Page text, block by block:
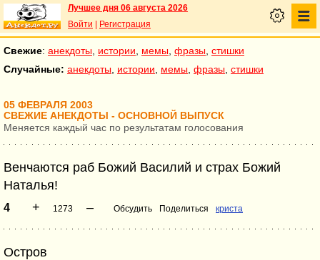
Лучшее дня 06 августа 2026
Войти
Регистрация
Свежие: анекдоты истории мемы фразы стишки
Случайные: анекдоты истории мемы фразы стишки
05 ФЕВРАЛЯ 2003
СВЕЖИЕ АНЕКДОТЫ - ОСНОВНОЙ ВЫПУСК
Меняется каждый час по результатам голосования
Венчаются раб Божий Василий и страх Божий
Наталья!
4 + 1273 – Обсудить Поделиться криста
Остров